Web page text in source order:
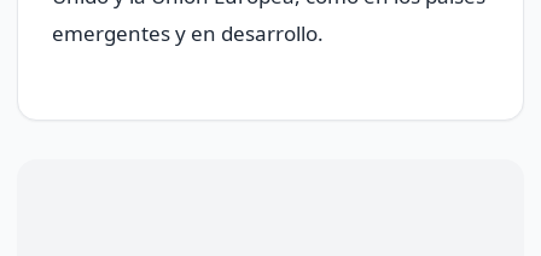
emergentes y en desarrollo.